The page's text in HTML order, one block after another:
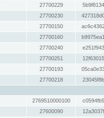
27700229
27700230
27700150
27700160
27700240
27700251
27700193
27700218
2769510000100
27600090